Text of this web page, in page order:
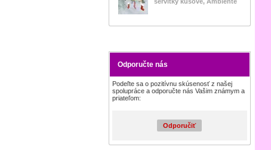
Odporučte nás
Podeľte sa o pozitívnu skúsenosť z našej
spolupráce a odporučte nás Vašim známym a
priateľom:
Odporučiť